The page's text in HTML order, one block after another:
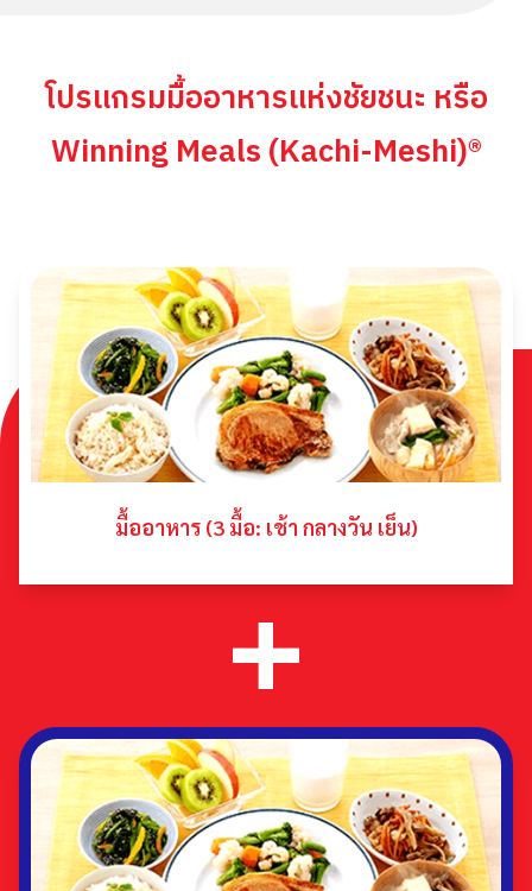
โปรแกรมมื้ออาหารแห่งชัยชนะ หรือ
Winning Meals (Kachi-Meshi)®
มื้ออาหาร (3 มื้อ: เช้า กลางวัน เย็น)